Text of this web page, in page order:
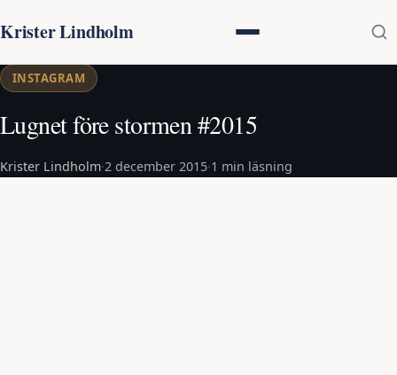
Krister Lindholm
INSTAGRAM
Lugnet före stormen #2015
Krister Lindholm·2 december 2015·1 min läsning